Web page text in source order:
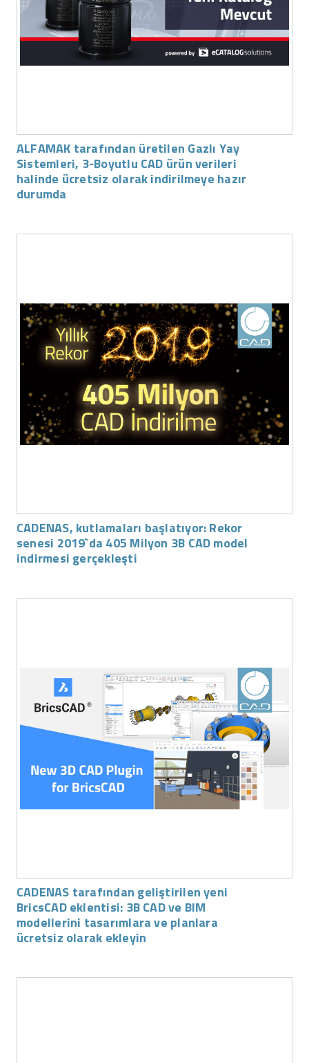
ALFAMAK tarafından üretilen Gazlı Yay
Sistemleri, 3-Boyutlu CAD ürün verileri
halinde ücretsiz olarak indirilmeye hazır
durumda
CADENAS, kutlamaları başlatıyor: Rekor
senesi 2019`da 405 Milyon 3B CAD model
indirmesi gerçekleşti
CADENAS tarafından geliştirilen yeni
BricsCAD eklentisi: 3B CAD ve BIM
modellerini tasarımlara ve planlara
ücretsiz olarak ekleyin